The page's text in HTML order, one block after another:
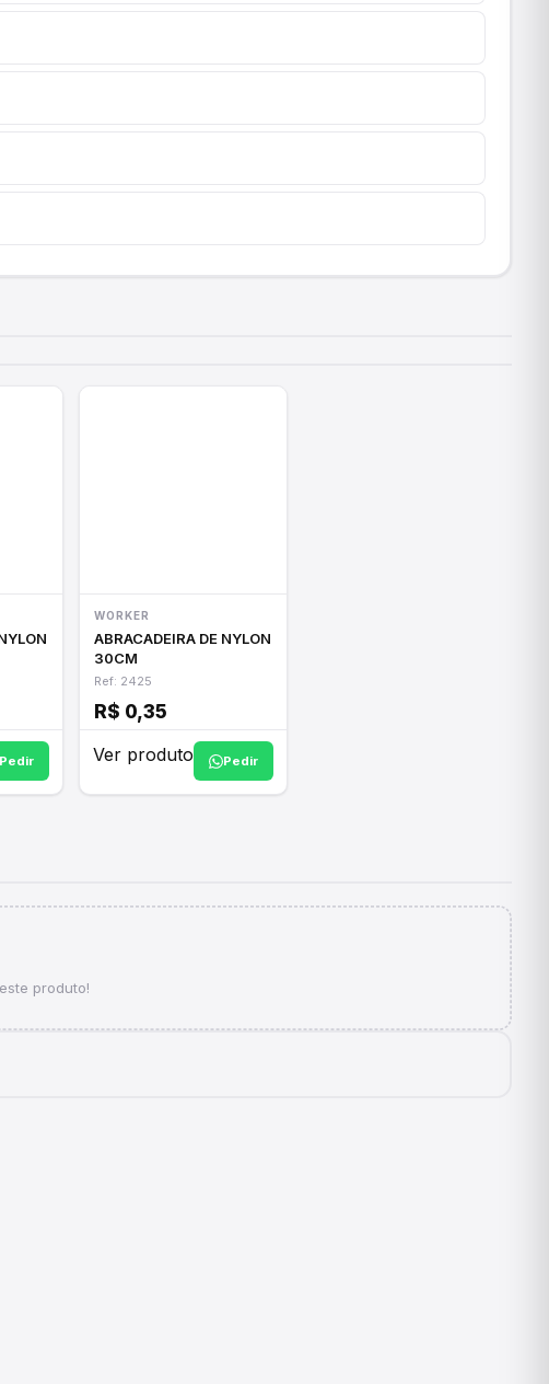
WORKER
ABRACADEIRA DE NYLON
30CM
Ref: 2425
R$ 0,35
Ver produto
Pedir
produto!